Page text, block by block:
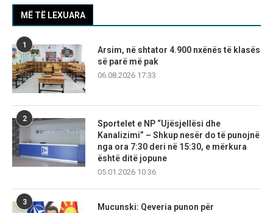
MË TË LEXUARA
1
Arsim, në shtator 4.900 nxënës të klasës
së parë më pak
06.08.2026 17:33
2
Sportelet e NP “Ujësjellësi dhe
Kanalizimi” – Shkup nesër do të punojnë
nga ora 7:30 deri në 15:30, e mërkura
është ditë jopune
05.01.2026 10:36
3
Mucunski: Qeveria punon për